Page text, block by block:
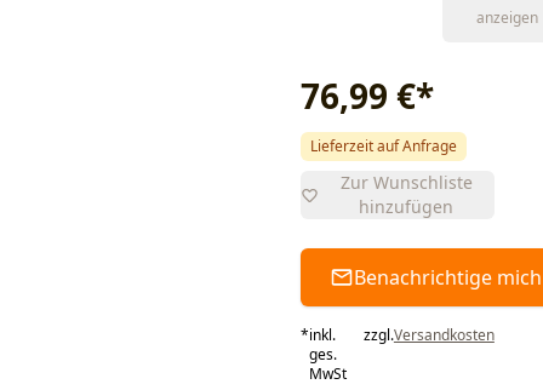
anzeigen
76,99 €*
Lieferzeit auf Anfrage
Zur Wunschliste
hinzufügen
Benachrichtige mich
*inkl.
ges.
MwSt
zzgl.Versandkosten